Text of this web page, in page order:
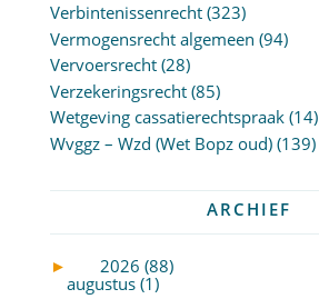
Verbintenissenrecht(323)
Vermogensrecht algemeen (94)
Vervoersrecht(28)
Verzekeringsrecht(85)
Wetgeving cassatierechtspraak(14)
Wvggz – Wzd (Wet Bopz oud)(139)
ARCHIEF
►
2026 (88)
augustus (1)